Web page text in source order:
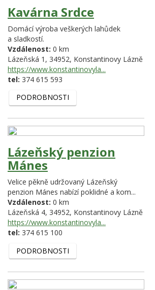
Kavárna Srdce
Domácí výroba veškerých lahůdek
a sladkostí.
Vzdálenost: 0 km
Lázeňská 1, 34952, Konstantinovy Lázně
https://www.konstantinovyla...
tel: 374 615 593
PODROBNOSTI
Lázeňský penzion
Mánes
Velice pěkně udržovaný Lázeňský
penzion Mánes nabízí poklidné a kom...
Vzdálenost: 0 km
Lázeňská 4, 34952, Konstantinovy Lázně
https://www.konstantinovyla...
tel: 374 615 100
PODROBNOSTI